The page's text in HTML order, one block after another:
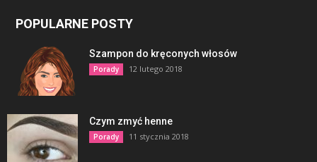
POPULARNE POSTY
Szampon do kręconych włosów
Porady 12 lutego 2018
Czym zmyć henne
Porady 11 stycznia 2018